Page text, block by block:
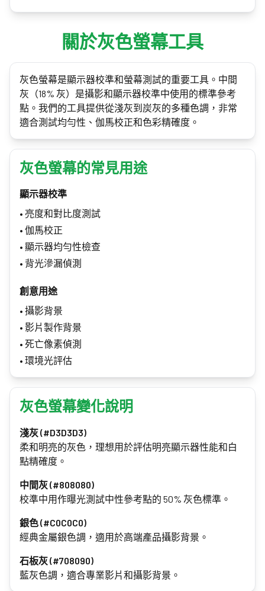
關於灰色螢幕工具
灰色螢幕是顯示器校準和螢幕測試的重要工具。中間
灰（18% 灰）是攝影和顯示器校準中使用的標準參考
點。我們的工具提供從淺灰到炭灰的多種色調，非常
適合測試均勻性、伽馬校正和色彩精確度。
灰色螢幕的常見用途
顯示器校準
• 亮度和對比度測試
• 伽馬校正
• 顯示器均勻性檢查
• 背光滲漏偵測
創意用途
• 攝影背景
• 影片製作背景
• 死亡像素偵測
• 環境光評估
灰色螢幕變化說明
淺灰 (#D3D3D3)
柔和明亮的灰色，理想用於評估明亮顯示器性能和白
點精確度。
中間灰 (#808080)
校準中用作曝光測試中性參考點的 50% 灰色標準。
銀色 (#C0C0C0)
經典金屬銀色調，適用於高端產品攝影背景。
石板灰 (#708090)
藍灰色調，適合專業影片和攝影背景。